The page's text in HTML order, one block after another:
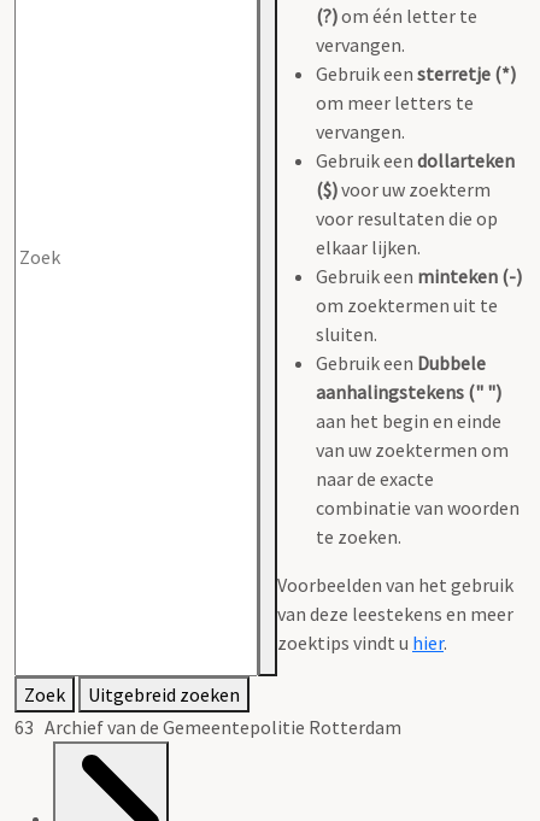
(?)om één letter te
vervangen.
Gebruik een sterretje (*)
om meer letters te
vervangen.
Gebruik een dollarteken
($)voor uw zoekterm
voor resultaten die op
elkaar lijken.
Gebruik een minteken (-)
om zoektermen uit te
sluiten.
Gebruik een Dubbele
aanhalingstekens (" ")
aan het begin en einde
van uw zoektermen om
naar de exacte
combinatie van woorden
te zoeken.
Voorbeelden van het gebruik
van deze leestekens en meer
zoektips vindt u hier.
Zoek
Uitgebreid zoeken
63 Archief van de Gemeentepolitie Rotterdam